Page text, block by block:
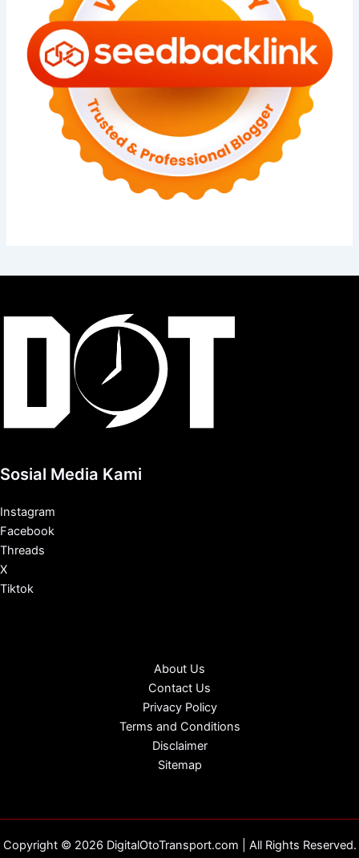
Sosial Media Kami
Instagram
Facebook
Threads
X
Tiktok
About Us
Contact Us
Privacy Policy
Terms and Conditions
Disclaimer
Sitemap
Copyright © 2026 DigitalOtoTransport.com | All Rights Reserved.